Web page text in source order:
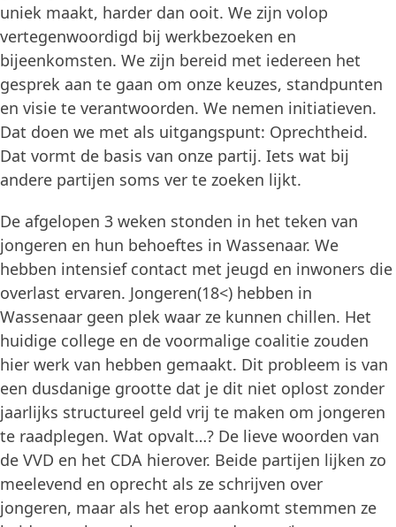
uniek maakt, harder dan ooit. We zijn volop
vertegenwoordigd bij werkbezoeken en
bijeenkomsten. We zijn bereid met iedereen het
gesprek aan te gaan om onze keuzes, standpunten
en visie te verantwoorden. We nemen initiatieven.
Dat doen we met als uitgangspunt: Oprechtheid.
Dat vormt de basis van onze partij. Iets wat bij
andere partijen soms ver te zoeken lijkt.
De afgelopen 3 weken stonden in het teken van
jongeren en hun behoeftes in Wassenaar. We
hebben intensief contact met jeugd en inwoners die
overlast ervaren. Jongeren(18<) hebben in
Wassenaar geen plek waar ze kunnen chillen. Het
huidige college en de voormalige coalitie zouden
hier werk van hebben gemaakt. Dit probleem is van
een dusdanige grootte dat je dit niet oplost zonder
jaarlijks structureel geld vrij te maken om jongeren
te raadplegen. Wat opvalt…? De lieve woorden van
de VVD en het CDA hierover. Beide partijen lijken zo
meelevend en oprecht als ze schrijven over
jongeren, maar als het erop aankomt stemmen ze